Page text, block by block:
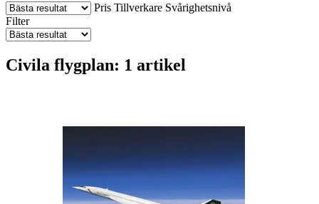
Pris Tillverkare Svårighetsnivå
Filter
Civila flygplan: 1 artikel